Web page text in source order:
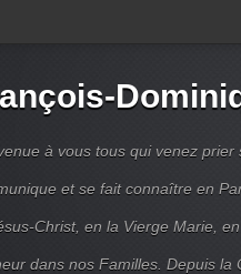
à vous tous qui venez prier
et se fait connaître en
Christ, en la Vierge Marie,
dans nos Familles. Depuis la